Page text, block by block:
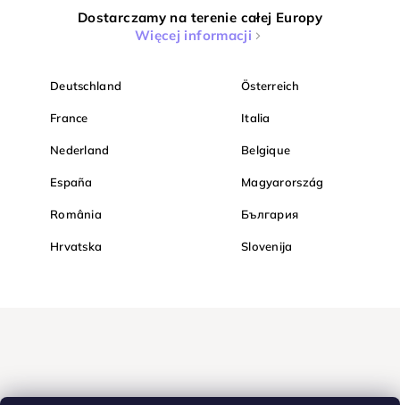
Dostarczamy na terenie całej Europy
Więcej informacji
Deutschland Österreich
France Italia
Nederland Belgique
España Magyarország
România България
Hrvatska Slovenija